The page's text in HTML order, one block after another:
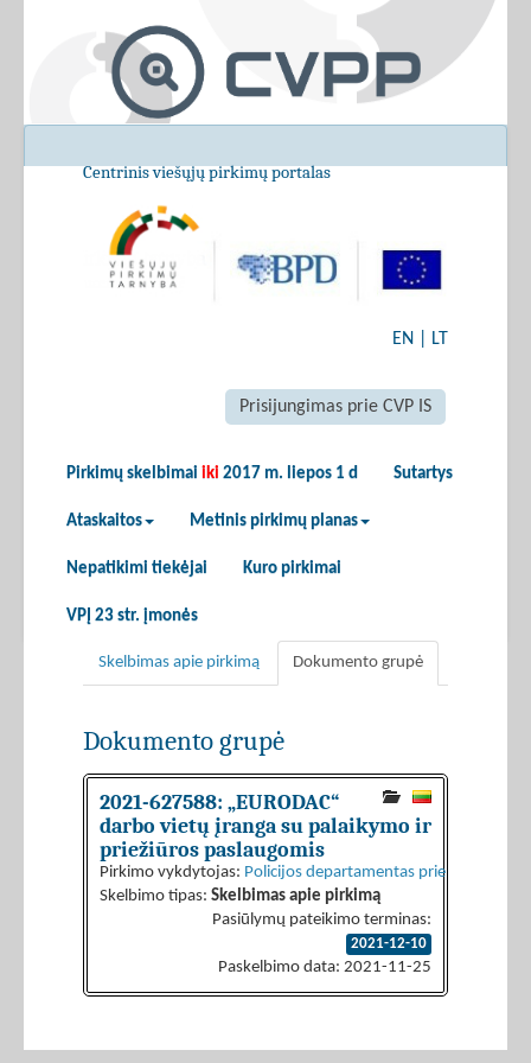
Centrinis viešųjų pirkimų portalas
EN LT
Prisijungimas prie CVP IS
Pirkimų skelbimai iki 2017 m. liepos 1 d Sutartys
Ataskaitos Metinis pirkimų planas
Nepatikimi tiekėjai Kuro pirkimai
VPĮ 23 str. įmonės
Skelbimas apie pirkimą Dokumento grupė
Dokumento grupė
2021-627588: „EURODAC“
darbo vietų įranga su palaikymo ir
priežiūros paslaugomis
Pirkimo vykdytojas: Policijos departamentas prie Lietuvos
Skelbimo tipas: Skelbimas apie pirkimą
Pasiūlymų pateikimo terminas:
2021-12-10
Paskelbimo data: 2021-11-25